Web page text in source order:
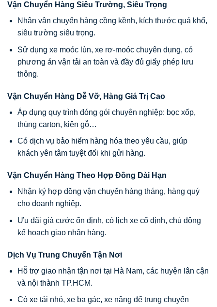
Vận Chuyển Hàng Siêu Trường, Siêu Trọng
Nhận vận chuyển hàng cồng kềnh, kích thước quá khổ,
siêu trường siêu trọng.
Sử dụng xe moóc lùn, xe rơ-moóc chuyên dụng, có
phương án vận tải an toàn và đầy đủ giấy phép lưu
thông.
Vận Chuyển Hàng Dễ Vỡ, Hàng Giá Trị Cao
Áp dụng quy trình đóng gói chuyên nghiệp: bọc xốp,
thùng carton, kiện gỗ…
Có dịch vụ bảo hiểm hàng hóa theo yêu cầu, giúp
khách yên tâm tuyệt đối khi gửi hàng.
Vận Chuyển Hàng Theo Hợp Đồng Dài Hạn
Nhận ký hợp đồng vận chuyển hàng tháng, hàng quý
cho doanh nghiệp.
Ưu đãi giá cước ổn định, có lịch xe cố định, chủ động
kế hoạch giao nhận hàng.
Dịch Vụ Trung Chuyển Tận Nơi
Hỗ trợ giao nhận tận nơi tại Hà Nam, các huyện lân cận
và nội thành TP.HCM.
Có xe tải nhỏ, xe ba gác, xe nâng để trung chuyển